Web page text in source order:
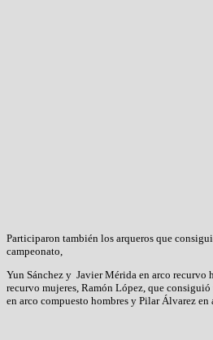
Participaron también los arqueros que
campeonato,
Yun Sánchez y Javier Mérida en arco recurvo
recurvo mujeres, Ramón López, que
en arco compuesto hombres y Pilar Álvarez en